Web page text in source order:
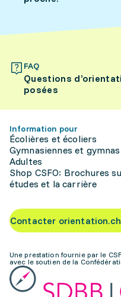
FAQ
Questions
posées
Information pour
Écolières et écoliers
Gymnasiennes et
Adultes
Shop CSFO: Brochures
études et la carrière
Contacter orientation.ch
Une prestation fournie par le
avec le soutien de la